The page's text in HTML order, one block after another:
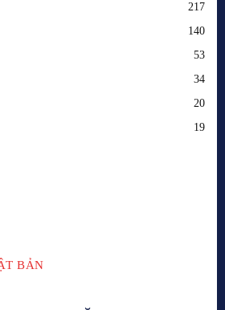
217
140
53
34
20
19